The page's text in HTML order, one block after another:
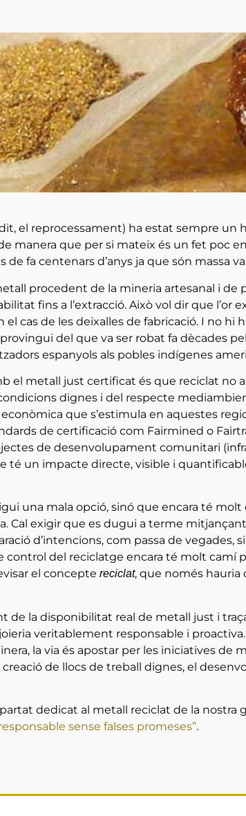
el reprocessament) ha estat sempre un
manera que per si mateix és un fet poc
de fa centenars d’anys ja que són massa
procedent de la mineria artesanal i de
fins a l’extracció. Això vol dir que l’or
cas de les deixalles de fabricació. I no hi
del que va ser robat fa dècades
espanyols als pobles indígenes
el metall just certificat és que reciclat no
dignes i del respecte
que s’estimula en aquestes
de certificació com Fairmined o
de desenvolupament comunitari
té un impacte directe, visible i
una mala opció, sinó que encara té
Cal exigir que es dugui a terme
d’intencions, com passa de
del reciclatge encara té molt camí
el concepte reciclat, que només hauria
de la disponibilitat real de metall just i
veritablement responsable i
la via és apostar per les iniciatives de
creació de llocs de treball dignes, el
dedicat al metall reciclat de la nostra
sense falses promeses”.